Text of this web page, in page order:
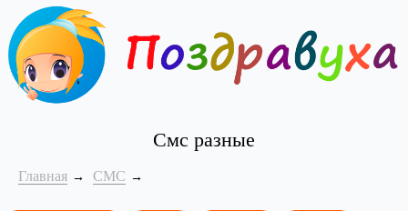
Смс разные
Главная СМС